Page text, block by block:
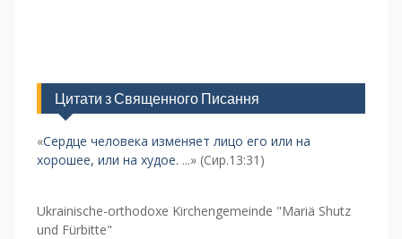
Цитати з Священного Писання
«Сердце человека изменяет лицо его или на
хорошее, или на худое. ...» (Сир.13:31)
Ukrainische-orthodoxe Kirchengemeinde "Mariä Shutz
und Fürbitte"